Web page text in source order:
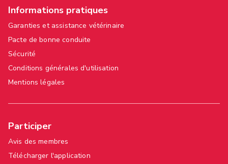
Informations pratiques
Garanties et assistance vétérinaire
Pacte de bonne conduite
Sécurité
Conditions générales d'utilisation
Mentions légales
Participer
Avis des membres
Télécharger l'application